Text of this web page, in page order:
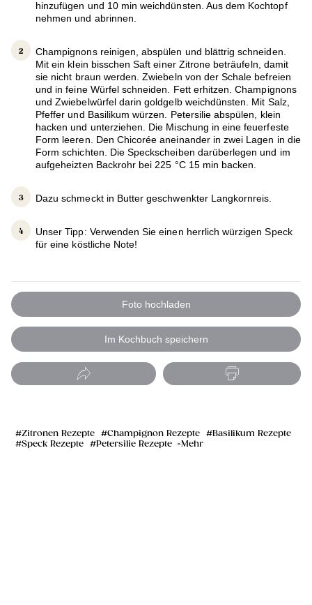
hinzufügen und 10 min weichdünsten. Aus dem Kochtopf
nehmen und abrinnen.
Champignons reinigen, abspülen und blättrig schneiden.
Mit ein klein bisschen Saft einer Zitrone beträufeln, damit
sie nicht braun werden. Zwiebeln von der Schale befreien
und in feine Würfel schneiden. Fett erhitzen. Champignons
und Zwiebelwürfel darin goldgelb weichdünsten. Mit Salz,
Pfeffer und Basilikum würzen. Petersilie abspülen, klein
hacken und unterziehen. Die Mischung in eine feuerfeste
Form leeren. Den Chicorée aneinander in zwei Lagen in die
Form schichten. Die Speckscheiben darüberlegen und im
aufgeheizten Backrohr bei 225 °C 15 min backen.
Dazu schmeckt in Butter geschwenkter Langkornreis.
Unser Tipp: Verwenden Sie einen herrlich würzigen Speck
für eine köstliche Note!
Foto hochladen
Im Kochbuch speichern
Zitronen Rezepte Champignon Rezepte
Basilikum Rezepte
Speck Rezepte
Petersilie Rezepte Mehr